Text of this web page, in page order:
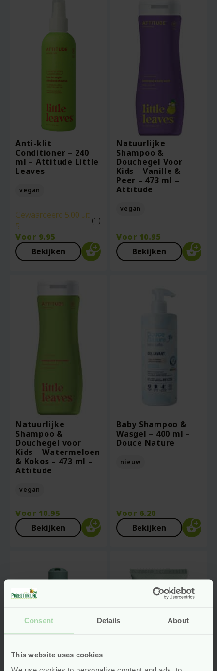
Consent Details About
This website uses cookies
Anti-klit
Conditioner – 240
ml – Attitude Little
Leaves
vegan
Gewaardeerd 5.00 uit
5
(1)
Voor 9.95
Bekijken
Natuurlijke
Shampoo &
Douchegel Voor
Kids – Vanille &
Peer – 473 ml –
Attitude
vegan
Voor 10.95
Bekijken
Natuurlijke
Shampoo &
Douchegel voor
Kids – Watermeloen
& Kokos – 473 ml –
Attitude
vegan
Voor 10.95
Bekijken
Baby Shampoo &
Wasgel – 400 ml –
Douce Nature
nieuw
Voor 6.20
Bekijken